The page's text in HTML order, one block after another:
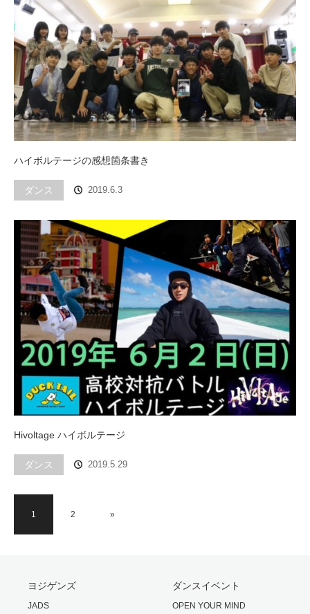
ハイボルテージの感想箇条書き‬
ダンス 2019.6.3
Hivoltage ハイボルテージ
ダンス 2019.5.29
1 2 »
ヨジゲンズ
JADS
ダンスイベント
OPEN YOUR MIND